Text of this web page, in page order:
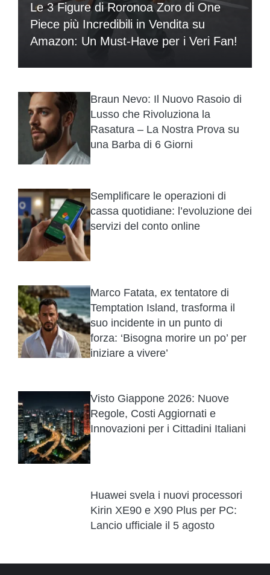
Le 3 Figure di Roronoa Zoro di One
Piece più Incredibili in Vendita su
Amazon: Un Must-Have per i Veri Fan!
Braun Nevo: Il Nuovo Rasoio di
Lusso che Rivoluziona la
Rasatura – La Nostra Prova su
una Barba di 6 Giorni
Semplificare le operazioni di
cassa quotidiane: l’evoluzione dei
servizi del conto online
Marco Fatata, ex tentatore di
Temptation Island, trasforma il
suo incidente in un punto di
forza: ‘Bisogna morire un po’ per
iniziare a vivere’
Visto Giappone 2026: Nuove
Regole, Costi Aggiornati e
Innovazioni per i Cittadini Italiani
Huawei svela i nuovi processori
Kirin XE90 e X90 Plus per PC:
Lancio ufficiale il 5 agosto